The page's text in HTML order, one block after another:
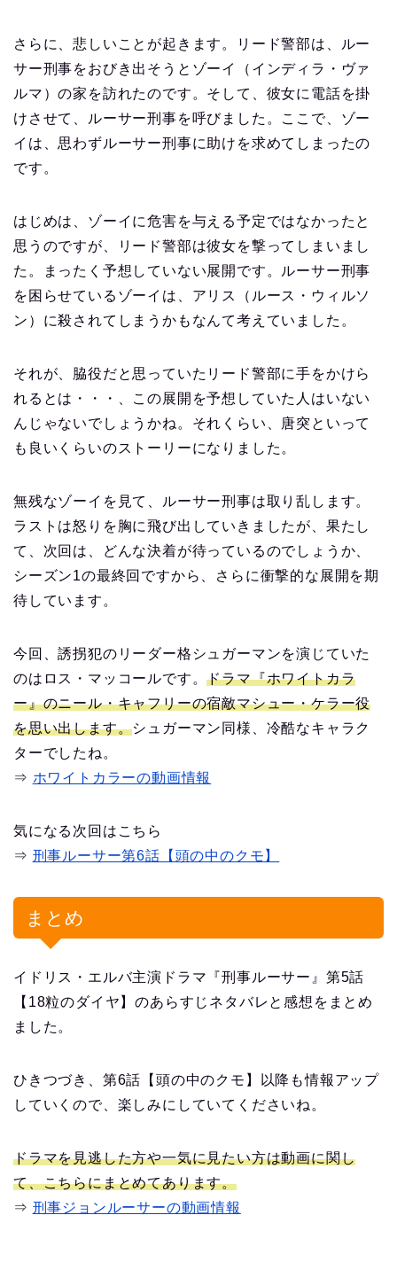
さらに、悲しいことが起きます。リード警部は、ルー
サー刑事をおびき出そうとゾーイ（インディラ・ヴァ
ルマ）の家を訪れたのです。そして、彼女に電話を掛
けさせて、ルーサー刑事を呼びました。ここで、ゾー
イは、思わずルーサー刑事に助けを求めてしまったの
です。
はじめは、ゾーイに危害を与える予定ではなかったと
思うのですが、リード警部は彼女を撃ってしまいまし
た。まったく予想していない展開です。ルーサー刑事
を困らせているゾーイは、アリス（ルース・ウィルソ
ン）に殺されてしまうかもなんて考えていました。
それが、脇役だと思っていたリード警部に手をかけら
れるとは・・・、この展開を予想していた人はいない
んじゃないでしょうかね。それくらい、唐突といって
も良いくらいのストーリーになりました。
無残なゾーイを見て、ルーサー刑事は取り乱します。
ラストは怒りを胸に飛び出していきましたが、果たし
て、次回は、どんな決着が待っているのでしょうか、
シーズン1の最終回ですから、さらに衝撃的な展開を期
待しています。
今回、誘拐犯のリーダー格シュガーマンを演じていた
のはロス・マッコールです。ドラマ『ホワイトカラ
ー』のニール・キャフリーの宿敵マシュー・ケラー役
を思い出します。シュガーマン同様、冷酷なキャラク
ターでしたね。
⇒ ホワイトカラーの動画情報
気になる次回はこちら
⇒ 刑事ルーサー第6話【頭の中のクモ】
まとめ
イドリス・エルバ主演ドラマ『刑事ルーサー』第5話
【18粒のダイヤ】のあらすじネタバレと感想をまとめ
ました。
ひきつづき、第6話【頭の中のクモ】以降も情報アップ
していくので、楽しみにしていてくださいね。
ドラマを見逃した方や一気に見たい方は動画に関し
て、こちらにまとめてあります。
⇒ 刑事ジョンルーサーの動画情報